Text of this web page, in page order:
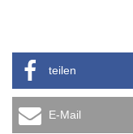
teilen
E-Mail